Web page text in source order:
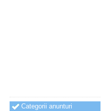
Categorii anunturi